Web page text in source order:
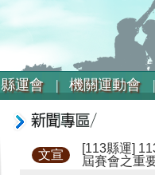
縣運會 | 機關運動會
文宣 [113縣運]
屆賽會之重